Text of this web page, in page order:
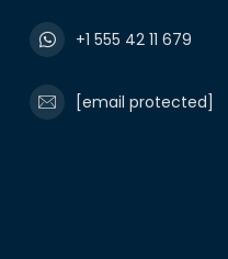
+1 555 42 11 679
[email protected]